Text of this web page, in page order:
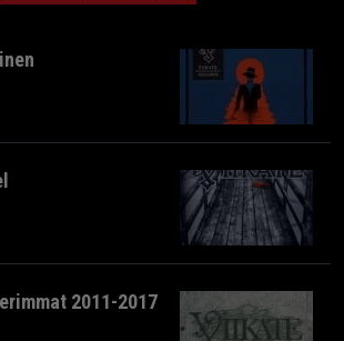
2011-2017